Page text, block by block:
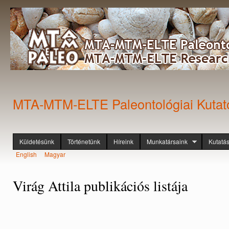
MTA-MTM-ELTE Paleontológiai
Főmenü
Küldetésünk Történetünk Híreink Munkatársaink
Nyelvek
English Magyar
Virág Attila publikációs listája